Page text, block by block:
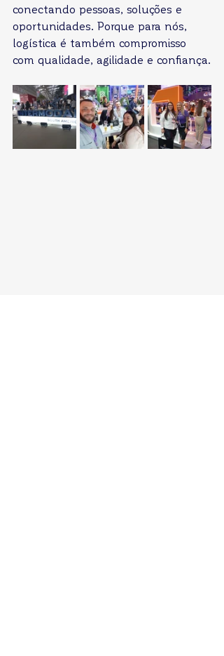
conectando pessoas, soluções e
oportunidades. Porque para nós,
logística é também compromisso
com qualidade, agilidade e confiança.